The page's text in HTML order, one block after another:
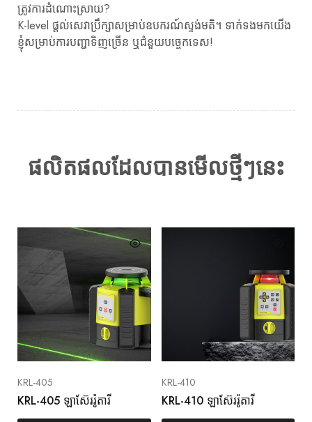
ត្រូវការដំណោះស្រាយ?
K-level ផ្តល់សេវាប្រឹក្សាសម្រាប់ឧបករណ៍ស្ទង់មតិ។ ទាក់ទងមកយើង
ខ្ញុំសម្រាប់ការបញ្ជាទិញច្រើន ឬជំនួយបច្ចេកទេស!
ផលិតផលដែលបានមើលថ្មីៗនេះ
KRL-405
KRL-405 ឡាស៊ែររ៉ូតារី
KRL-410
KRL-410 ឡាស៊ែររ៉ូតារី